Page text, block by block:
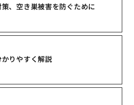
、空き巣被害を防ぐために
りやすく解説